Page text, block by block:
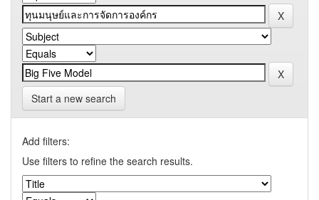
Start a new search
Add filters:
Use filters to refine the search results.